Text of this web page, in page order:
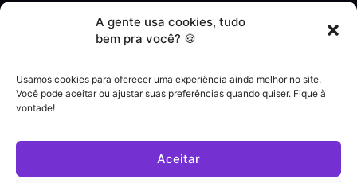
A gente usa cookies, tudo
bem pra você? 🍪
Usamos cookies para oferecer uma experiência ainda melhor no site.
Você pode aceitar ou ajustar suas preferências quando quiser. Fique à
vontade!
Aceitar
Compliance no Setor de Alimentos e Bebidas
Tecnologia